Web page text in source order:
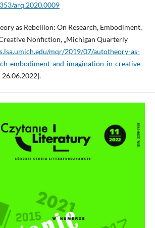
arq.2020.0009
as Rebellion: On Research, Embodiment,
Nonfiction, „Michigan Quarterly
mqr/2019/07/autotheory-as-
embodiment-and-imagination-in-creative-